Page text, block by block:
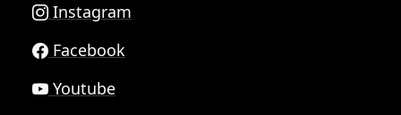
Instagram
Facebook
Youtube